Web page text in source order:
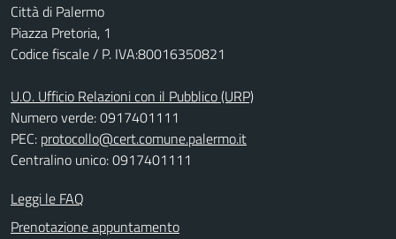
Città di Palermo
Piazza Pretoria, 1
Codice fiscale / P. IVA:80016350821
U.O. Ufficio Relazioni con il Pubblico (URP)
Numero verde: 0917401111
PEC: protocollo@cert.comune.palermo.it
Centralino unico: 0917401111
Leggi le FAQ
Prenotazione appuntamento